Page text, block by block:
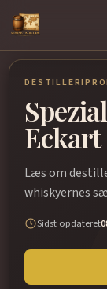
Eckart
Læs om
whiskyernes
Sidst opdateret